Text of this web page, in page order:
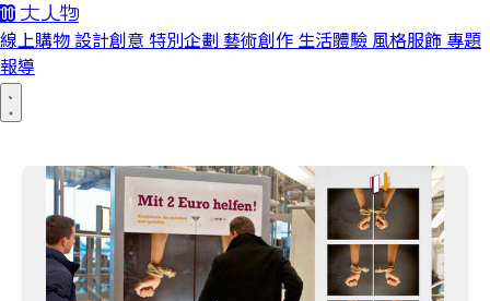
線上購物 設計創意 特別企劃 藝術創作 生活體驗 風格服飾 專題
報導